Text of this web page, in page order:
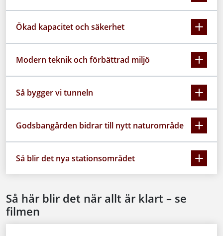
Ökad kapacitet och säkerhet
Modern teknik och förbättrad miljö
Så bygger vi tunneln
Godsbangården bidrar till nytt naturområde
Så blir det nya stationsområdet
Så här blir det när allt är klart – se
filmen